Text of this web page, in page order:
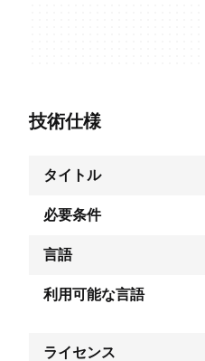
技術仕様
タイトル
必要条件
言語
利用可能な言語
ライセンス